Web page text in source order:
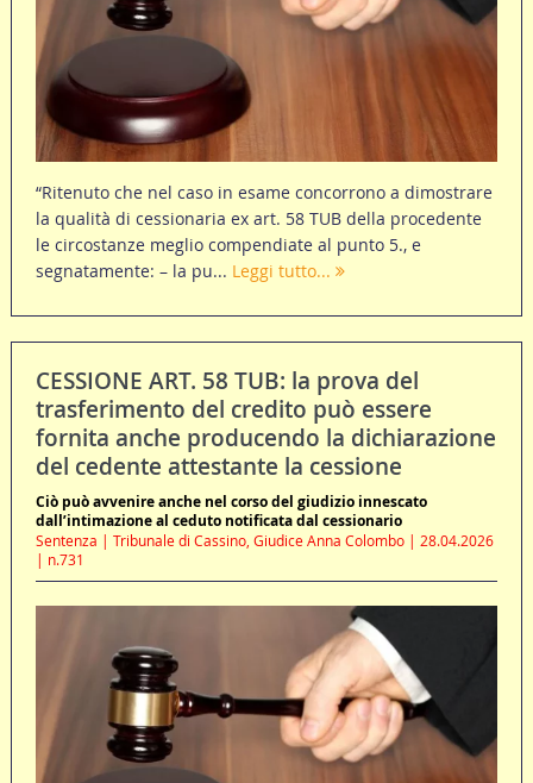
“Ritenuto che nel caso in esame concorrono a dimostrare
la qualità di cessionaria ex art. 58 TUB della procedente
le circostanze meglio compendiate al punto 5., e
segnatamente: – la pu... Leggi tutto...
CESSIONE ART. 58 TUB: la prova del
trasferimento del credito può essere
fornita anche producendo la dichiarazione
del cedente attestante la cessione
Ciò può avvenire anche nel corso del giudizio innescato
dall’intimazione al ceduto notificata dal cessionario
Sentenza | Tribunale di Cassino, Giudice Anna Colombo | 28.04.2026
| n.731